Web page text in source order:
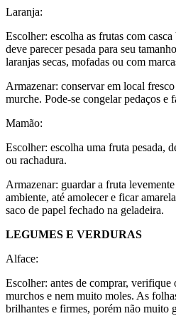
Laranja:
Escolher: escolha as frutas com
deve parecer pesada para seu
laranjas secas, mofadas ou com
Armazenar: conservar em local fresco
murche. Pode-se congelar pedaços e
Mamão:
Escolher: escolha uma fruta pesada,
ou rachadura.
Armazenar: guardar a fruta
ambiente, até amolecer e ficar
saco de papel fechado na geladeira.
LEGUMES E VERDURAS
Alface:
Escolher: antes de comprar, verifique
murchos e nem muito moles. As
brilhantes e firmes, porém não muito